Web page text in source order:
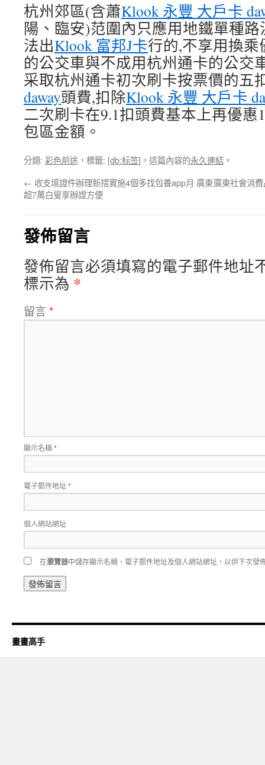
杭州郊區(含蕭Klook 永豐 大戶卡
陽、臨安)范圍內只應用地鐵單種
法出Klook 富邦J卡行的,不享用換
的公交車與不成用杭州通卡的公交
采取杭州通卡初次刷卡按票價的五
daway頭費,扣除Klook 永豐 大戶卡
二次刷卡在9.1扣頭費基本上再優惠
包區金額。
分類: 彩色前途 ，標籤: [db:标签] 。這篇內容的永久連結 。
← 收支境證件辦理新措實施4個多找包養app月 廣東
超7萬白叟享辦證方便
廣東社會消
發佈留言
發佈留言必須填寫的電子郵件地址
標示為 *
留言 *
顯示名稱*
電子郵件地址*
個人網站網址
在瀏覽器中儲存顯示名稱、電子郵件地址及個人網站網址，以供下次發
畫畫高手